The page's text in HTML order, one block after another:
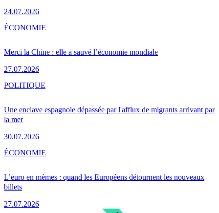
24.07.2026
Merci la Chine : elle a sauvé l’économie mondiale
27.07.2026
ÉCONOMIE
Une enclave espagnole dépassée par l'afflux de migrants arrivant par
la mer
30.07.2026
POLITIQUE
L’euro en mèmes : quand les Européens détournent les nouveaux
billets
27.07.2026
ÉCONOMIE